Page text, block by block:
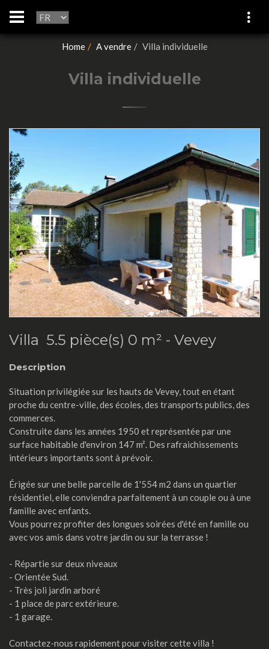
Home A vendre Villa individuelle
Villa individuelle
Villa 5.5 pièce(s) 0 m² - Vevey
Description
Situation privilégiée sur les hauts de Vevey, tout en étant
proche du centre-ville, des écoles, des transports publics, des
commerces.
Construite dans les années 1950 et représentée par une
surface habitable d'environ 147 m². Des rafraichissements
intérieurs importants sont à prévoir.
Érigée sur une belle parcelle de 1'554 m2 dans un quartier
résidentiel, elle conviendra parfaitement à un couple ou à une
famille avec enfants.
Vous pourrez profiter des longues soirées d'été en famille ou
avec vos amis dans votre jardin ou sur la terrasse !
- Répartie sur deux niveaux
- Orientée Sud.
- Très joli jardin arboré
- 1 place de parc extérieure.
- 1 garage.
Contactez-nous rapidement pour visiter cette villa !